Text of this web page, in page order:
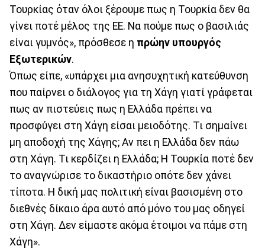
Τουρκίας όταν όλοι ξέρουμε πως η Τουρκία δεν θα
γίνει ποτέ μέλος της ΕΕ. Να πούμε πως ο βασιλιάς
είναι γυμνός», πρόσθεσε η πρώην υπουργός
Εξωτερικών.
Όπως είπε, «υπάρχει μια ανησυχητική κατεύθυνση
που παίρνει ο διάλογος για τη Χάγη γιατί γράφεται
πως αν πιστεύεις πως η Ελλάδα πρέπει να
προσφύγει στη Χάγη είσαι μειοδότης. Τι σημαίνει
μη αποδοχή της Χάγης; Αν πει η Ελλάδα δεν πάω
στη Χάγη. Τι κερδίζει η Ελλάδα; Η Τουρκία ποτέ δεν
το αναγνώρισε το δικαστήριο οπότε δεν χάνει
τίποτα. Η δική μας πολιτική είναι βασισμένη στο
διεθνές δίκαιο άρα αυτό από μόνο του μας οδηγεί
στη Χάγη. Δεν είμαστε ακόμα έτοιμοι να πάμε στη
Χάγη».